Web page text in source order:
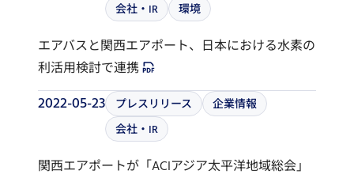
会社・IR
環境
エアバスと関西エアポート、日本における水素の
利活用検討で連携
2022-05-23 プレスリリース
企業情報
会社・IR
関西エアポートが「ACIアジア太平洋地域総会」